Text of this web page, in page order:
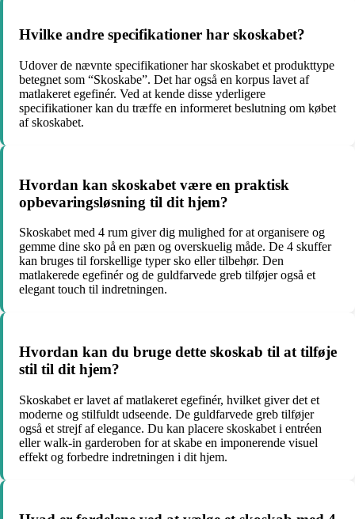
Hvilke andre specifikationer har skoskabet?
Udover de nævnte specifikationer har skoskabet et produkttype
betegnet som “Skoskabe”. Det har også en korpus lavet af
matlakeret egefinér. Ved at kende disse yderligere
specifikationer kan du træffe en informeret beslutning om købet
af skoskabet.
Hvordan kan skoskabet være en praktisk
opbevaringsløsning til dit hjem?
Skoskabet med 4 rum giver dig mulighed for at organisere og
gemme dine sko på en pæn og overskuelig måde. De 4 skuffer
kan bruges til forskellige typer sko eller tilbehør. Den
matlakerede egefinér og de guldfarvede greb tilføjer også et
elegant touch til indretningen.
Hvordan kan du bruge dette skoskab til at tilføje
stil til dit hjem?
Skoskabet er lavet af matlakeret egefinér, hvilket giver det et
moderne og stilfuldt udseende. De guldfarvede greb tilføjer
også et strejf af elegance. Du kan placere skoskabet i entréen
eller walk-in garderoben for at skabe en imponerende visuel
effekt og forbedre indretningen i dit hjem.